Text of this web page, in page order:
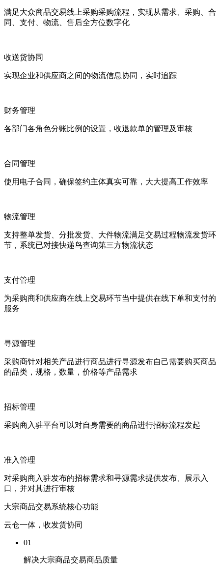
满足大众商品交易线上采购采购流程，实现从需求、采购、合
同、支付、物流、售后全方位数字化
收送货协同
实现企业和供应商之间的物流信息协同，实时追踪
财务管理
各部门各角色分账比例的设置，收退款单的管理及审核
合同管理
使用电子合同，确保签约主体真实可靠，大大提高工作效率
物流管理
支持整单发货、分批发货、大件物流满足交易过程物流发货环
节，系统已对接快递鸟查询第三方物流状态
支付管理
为采购商和供应商在线上交易环节当中提供在线下单和支付的
服务
寻源管理
采购商针对相关产品进行商品进行寻源发布自己需要购买商品
的品类，规格，数量，价格等产品需求
招标管理
采购商入驻平台可以对自身需要的商品进行招标流程发起
准入管理
对采购商入驻发布的招标需求和寻源需求提供发布、展示入
口，并对其进行审核
大宗商品交易系统核心功能
云仓一体，收发货协同
01
解决大宗商品交易商品质量